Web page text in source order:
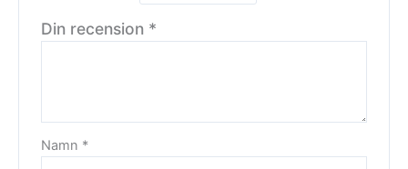
Din recension *
Namn *